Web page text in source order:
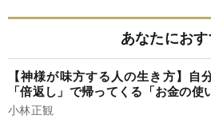
あなたにお
【神様が味方する人の生き方】自
「倍返し」で帰ってくる「お金の使
小林正観